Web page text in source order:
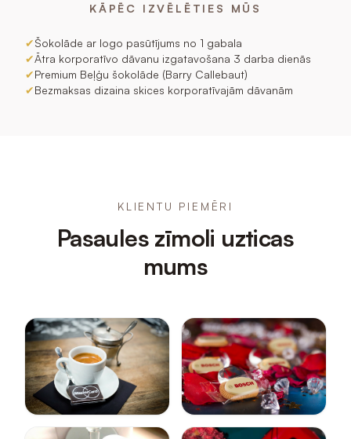
KĀPĒC IZVĒLĒTIES MŪS
✔Šokolāde ar logo pasūtījums no 1 gabala
✔Ātra korporatīvo dāvanu izgatavošana 3 darba dienās
✔Premium Beļģu šokolāde (Barry Callebaut)
✔Bezmaksas dizaina skices korporatīvajām dāvanām
KLIENTU PIEMĒRI
Pasaules zīmoli uzticas
mums